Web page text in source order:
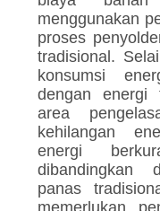
menggunakan
proses
tradisional.
konsumsi
dengan energi
area
kehilangan
energi
dibandingkan
panas